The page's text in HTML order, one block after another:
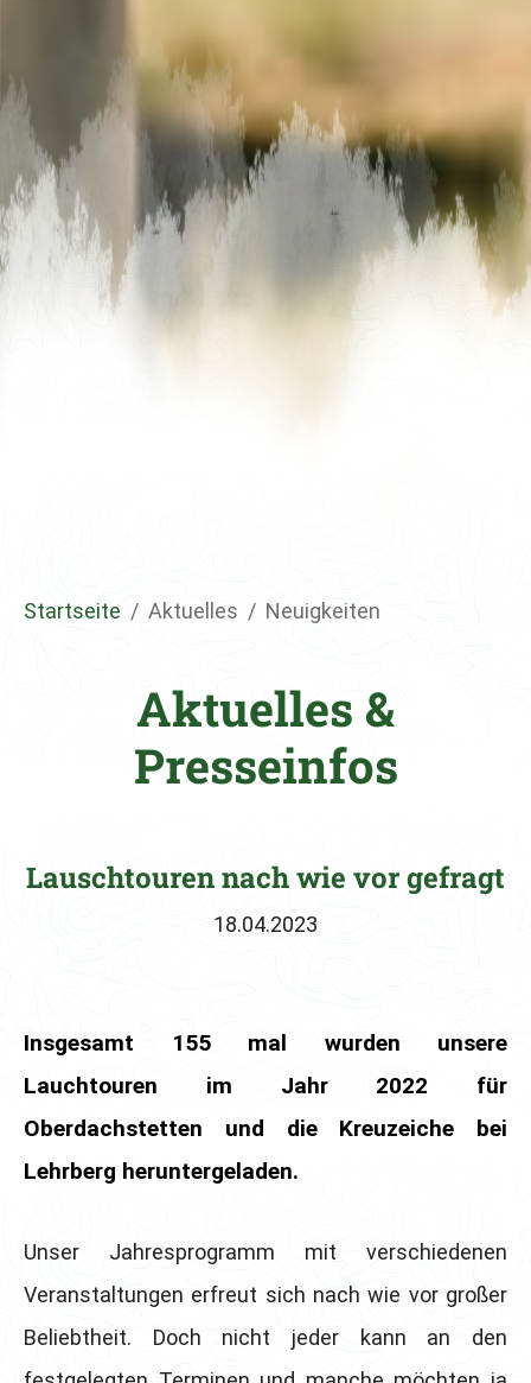
Startseite Aktuelles Neuigkeiten
Aktuelles &
Presseinfos
Lauschtouren nach wie vor gefragt
18.04.2023
Insgesamt 155 mal wurden unsere
Lauchtouren im Jahr 2022 für
Oberdachstetten und die Kreuzeiche bei
Lehrberg heruntergeladen.
Unser Jahresprogramm mit verschiedenen
Veranstaltungen erfreut sich nach wie vor großer
Beliebtheit. Doch nicht jeder kann an den